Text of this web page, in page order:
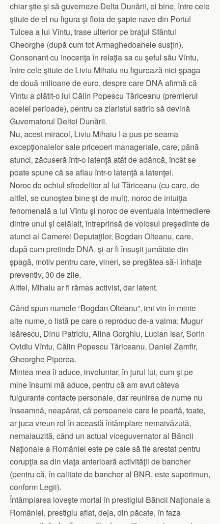
chiar ştie şi să guverneze Delta Dunării, ei bine, între cele
ştiute de el nu figura şi flota de şapte nave din Portul
Tulcea a lui Vîntu, trase ulterior pe braţul Sfântul
Gheorghe (după cum tot Armaghedoanele susţin).
Consonant cu inocenţa în relaţia sa cu şeful său Vîntu,
între cele ştiute de Liviu Mihaiu nu figurează nici şpaga
de două milioane de euro, despre care DNA afirmă că
Vîntu a plătit-o lui Călin Popescu Tăriceanu (premierul
acelei perioade), pentru ca ziaristul satiric să devină
Guvernatorul Deltei Dunării.
Nu, acest miracol, Liviu Mihaiu l-a pus pe seama
excepţionalelor sale priceperi manageriale, care, până
atunci, zăcuseră într-o latenţă atât de adâncă, încât se
poate spune că se aflau într-o latenţă a latenţei.
Noroc de ochiul sfredelitor al lui Tăriceanu (cu care, de
altfel, se cunoştea bine şi de mult), noroc de intuiţia
fenomenală a lui Vîntu şi noroc de eventuala intermediere
dintre unul şi celălalt, întreprinsă de voiosul preşedinte de
atunci al Camerei Deputaţilor, Bogdan Olteanu, care,
după cum pretinde DNA, şi-ar fi însuşit jumătate din
şpagă, motiv pentru care, vineri, se pregătea să-l înhaţe
preventiv, 30 de zile.
Altfel, Mihaiu ar fi rămas activist, dar latent.
Când spun numele “Bogdan Olteanu”, imi vin în minte
alte nume, o listă pe care o reproduc de-a valma: Mugur
Isărescu, Dinu Patriciu, Alina Gorghiu, Lucian Isar, Sorin
Ovidiu Vîntu, Călin Popescu Tăriceanu, Daniel Zamfir,
Gheorghe Piperea.
Mintea mea îi aduce, involuntar, în jurul lui, cum şi pe
mine însumi mă aduce, pentru că am avut câteva
fulgurante contacte personale, dar reunirea de nume nu
înseamnă, neapărat, că persoanele care le poartă, toate,
ar juca vreun rol în această întâmplare nemaivăzută,
nemaiauzită, când un actual viceguvernator al Băncii
Naţionale a României este pe cale să fie arestat pentru
corupţia sa din viaţa anterioară activităţii de bancher
(pentru că, în calitate de bancher al BNR, este superimun,
conform Legii).
Întâmplarea loveşte mortal în prestigiul Băncii Naţionale a
României, prestigiu aflat, deja, din păcate, în faza